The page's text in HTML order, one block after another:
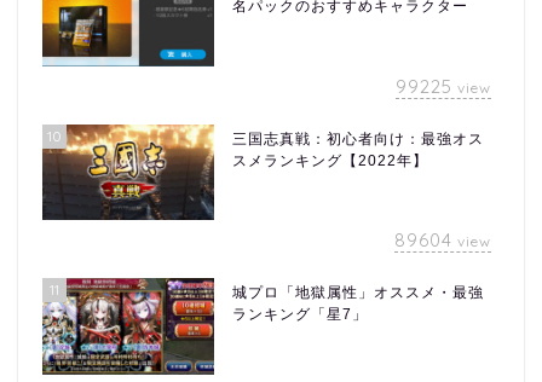
名パックのおすすめキャラクター
99225 view
10
三国志真戦：初心者向け：最強オス
スメランキング【2022年】
89604 view
11
城プロ「地獄属性」オススメ・最強
ランキング「星7」